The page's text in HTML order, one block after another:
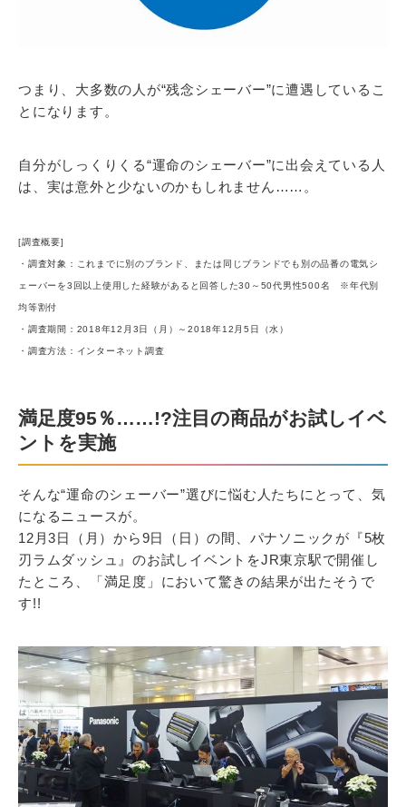
つまり、大多数の人が“残念シェーバー”に遭遇しているこ
とになります。
自分がしっくりくる“運命のシェーバー”に出会えている人
は、実は意外と少ないのかもしれません……。
[調査概要]
・調査対象：これまでに別のブランド、または同じブランドでも別の品番の電気シ
ェーバーを3回以上使用した経験があると回答した30～50代男性500名 ※年代別
均等割付
・調査期間：2018年12月3日（月）～2018年12月5日（水）
・調査方法：インターネット調査
満足度95％……!?注目の商品がお試しイベ
ントを実施
そんな“運命のシェーバー”選びに悩む人たちにとって、気
になるニュースが。
12月3日（月）から9日（日）の間、パナソニックが『5枚
刃ラムダッシュ』のお試しイベントをJR東京駅で開催し
たところ、「満足度」において驚きの結果が出たそうで
す!!